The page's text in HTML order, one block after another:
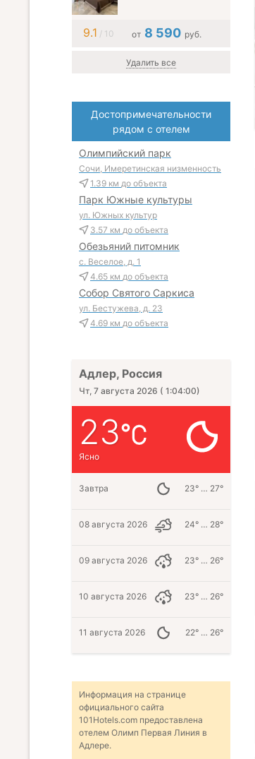
9.1 / 10 от 8 590 руб.
Удалить все
Достопримечательности
рядом с отелем
Олимпийский парк
Сочи, Имеретинская низменность
1.39 км до объекта
Парк Южные культуры
ул. Южных культур
3.57 км до объекта
Обезьяний питомник
с. Веселое, д. 1
4.65 км до объекта
Собор Святого Саркиса
ул. Бестужева, д. 23
4.69 км до объекта
Адлер, Россия
Чт, 7 августа 2026 ( 1:04:02)
23
Ясно
Завтра 23° … 27°
08 августа 2026 24° … 28°
09 августа 2026 23° … 26°
10 августа 2026 23° … 26°
11 августа 2026 22° … 26°
Информация на странице
официального сайта
101Hotels.com предоставлена
отелем Олимп Первая Линия в
Адлере.